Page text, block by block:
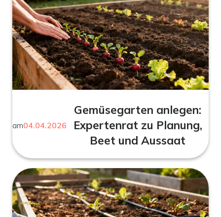
am04.04.2026
Gemüsegarten anlegen:
Expertenrat zu Planung,
Beet und Aussaat